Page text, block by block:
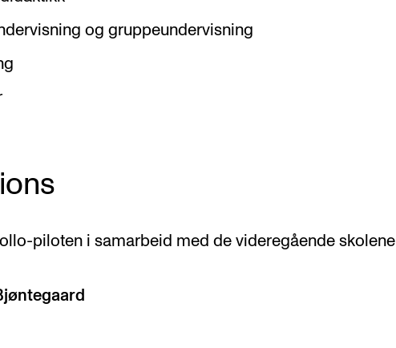
og gruppeundervisning
piloten i samarbeid med de videregående skolene